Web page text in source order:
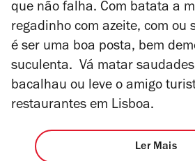
que não falha. Com batata a
regadinho com azeite, com ou
é ser uma boa posta, bem
suculenta. Vá matar
bacalhau ou leve o amigo
restaurantes em Lisboa.
Ler Mais